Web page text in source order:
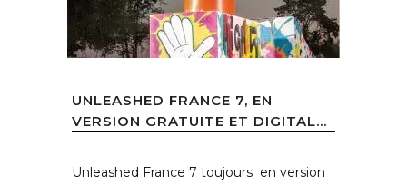
UNLEASHED FRANCE 7, EN
VERSION GRATUITE ET DIGITAL...
Unleashed France 7 toujours en version